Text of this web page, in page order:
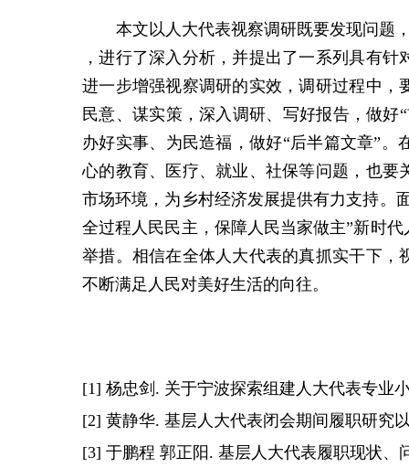
本文以人大代表视察调研既要发现问题
，进行了深入分析，并提出了一系列具有
进一步增强视察调研的实效，调研过程中
民意、谋实策，深入调研、写好报告，做
办好实事、为民造福，做好“后半篇文章”
心的教育、医疗、就业、社保等问题，也
市场环境，为乡村经济发展提供有力支持。
全过程人民民主，保障人民当家做主”新时
举措。相信在全体人大代表的真抓实干下
不断满足人民对美好生活的向往。
[1] 杨忠剑. 关于宁波探索组建人大代表专业
[2] 黄静华. 基层人大代表闭会期间履职研究
[3] 于鹏程 郭正阳. 基层人大代表履职现状、